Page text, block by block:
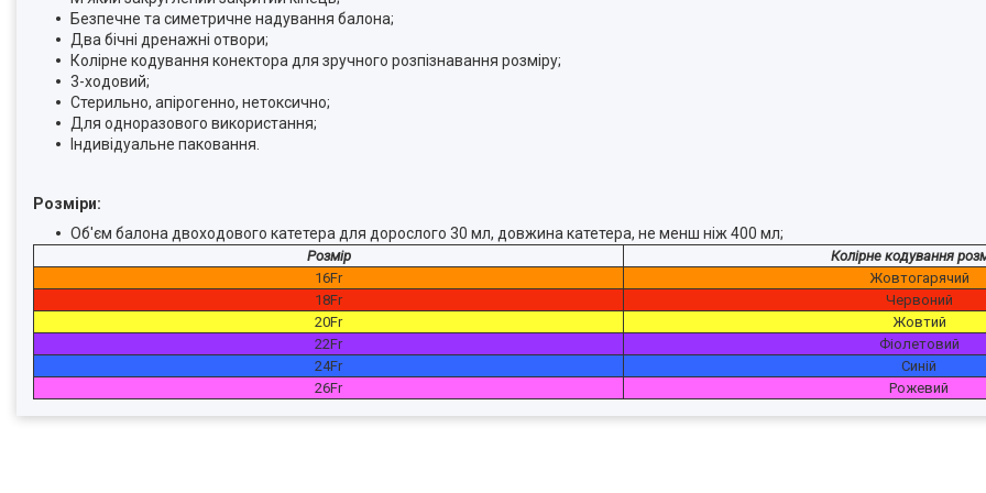
Безпечне та симетричне надування балона;
Два бічні дренажні отвори;
Колірне кодування конектора для зручного розпізнавання розміру;
3-ходовий;
Стерильно, апірогенно, нетоксично;
Для одноразового використання;
Індивідуальне паковання.
Розміри:
Об'єм балона двоходового катетера для дорослого 30 мл, довжина катетера, не менш ніж 400 мл;
Розмір
Колірне кодування
16Fr
Жовтогарячий
18Fr
Червоний
20Fr
Жовтий
22Fr
Фіолетовий
24Fr
Синій
26Fr
Рожевий